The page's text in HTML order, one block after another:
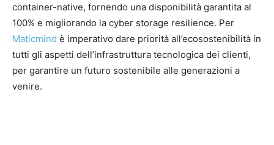
container-native, fornendo una disponibilità garantita al
100% e migliorando la cyber storage resilience. Per
Maticmind è imperativo dare priorità all’ecosostenibilità in
tutti gli aspetti dell’infrastruttura tecnologica dei clienti,
per garantire un futuro sostenibile alle generazioni a
venire.